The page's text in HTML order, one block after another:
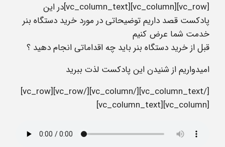
[vc_row][vc_column][vc_column_text]در این
پادکست قصد داریم توضیحاتی در مورد خرید دستگاه بنر
خدمت شما عرض کنیم
قبل از خرید دستگاه بنر باید چه اقداماتی انجام دهید ؟
امیدواریم از شنیدن این پادکست لذت ببرید
[/vc_column_text][/vc_column][/vc_row][vc_row]
[vc_column][vc_column_text]